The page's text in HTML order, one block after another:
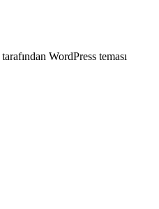
tarafından WordPress teması